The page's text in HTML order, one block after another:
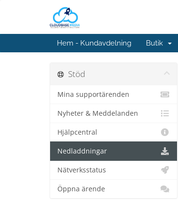
Hem - Kundavdelning Butik
Stöd
Mina supportärenden
Nyheter & Meddelanden
Hjälpcentral
Nedladdningar
Nätverksstatus
Öppna ärende